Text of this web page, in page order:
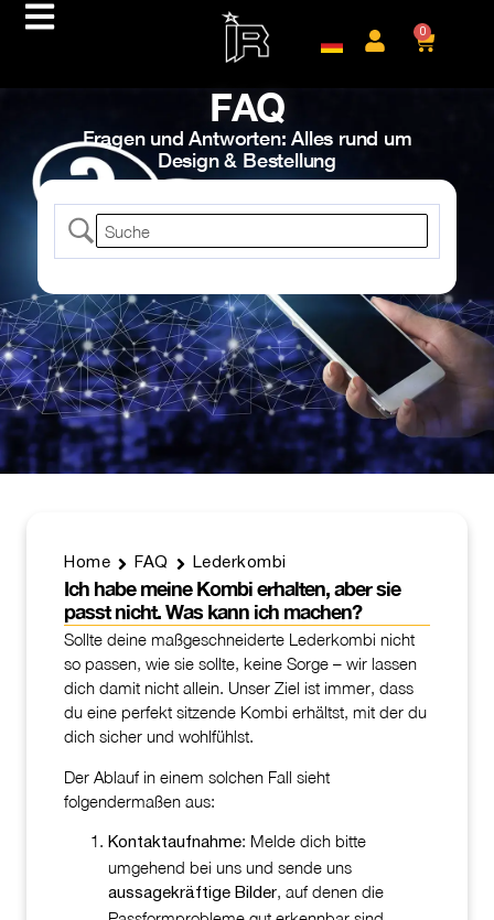
0
FAQ
Fragen und Antworten: Alles rund um
Design & Bestellung
Home FAQ Lederkombi
Ich habe meine Kombi erhalten, aber sie
passt nicht. Was kann ich machen?
Sollte deine maßgeschneiderte Lederkombi nicht
so passen, wie sie sollte, keine Sorge – wir lassen
dich damit nicht allein. Unser Ziel ist immer, dass
du eine perfekt sitzende Kombi erhältst, mit der du
dich sicher und wohlfühlst.
Der Ablauf in einem solchen Fall sieht
folgendermaßen aus:
Kontaktaufnahme: Melde dich bitte
umgehend bei uns und sende uns
aussagekräftige Bilder, auf denen die